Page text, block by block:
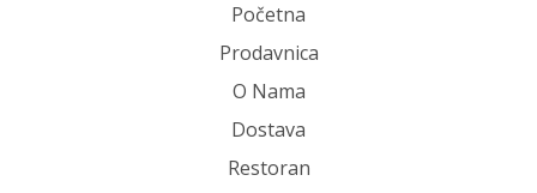
Početna
Prodavnica
O Nama
Dostava
Restoran